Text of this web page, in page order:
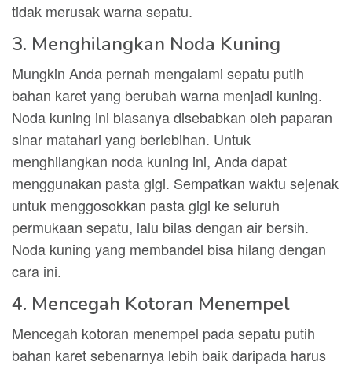
tidak merusak warna sepatu.
3. Menghilangkan Noda Kuning
Mungkin Anda pernah mengalami sepatu putih
bahan karet yang berubah warna menjadi kuning.
Noda kuning ini biasanya disebabkan oleh paparan
sinar matahari yang berlebihan. Untuk
menghilangkan noda kuning ini, Anda dapat
menggunakan pasta gigi. Sempatkan waktu sejenak
untuk menggosokkan pasta gigi ke seluruh
permukaan sepatu, lalu bilas dengan air bersih.
Noda kuning yang membandel bisa hilang dengan
cara ini.
4. Mencegah Kotoran Menempel
Mencegah kotoran menempel pada sepatu putih
bahan karet sebenarnya lebih baik daripada harus